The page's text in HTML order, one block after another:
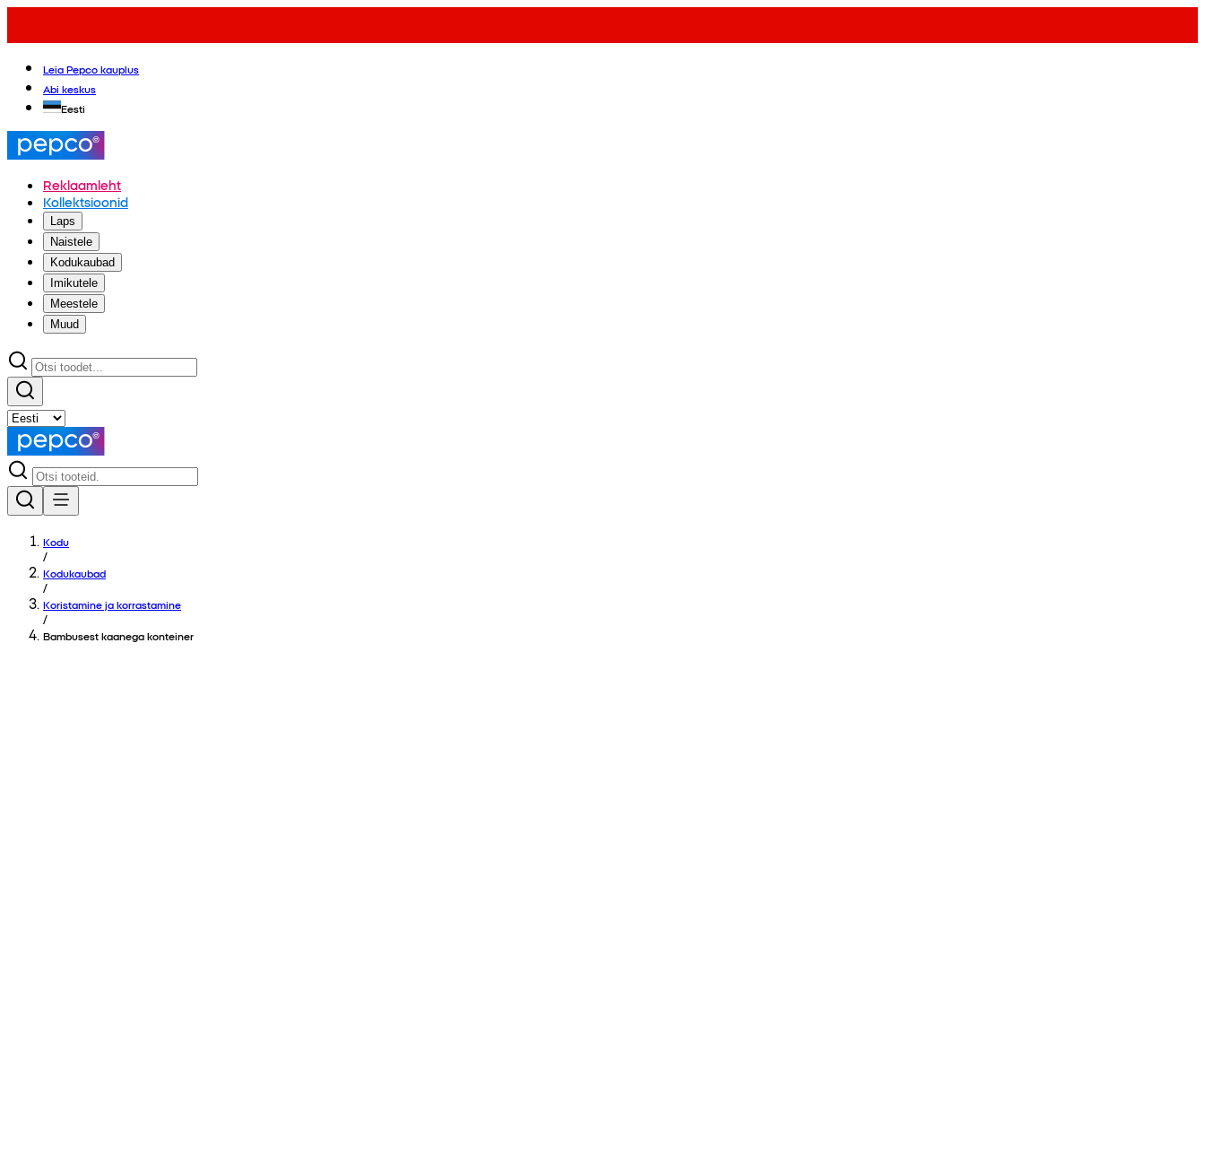
Leia Pepco kauplus
Abi keskus
Eesti
Reklaamleht
Kollektsioonid
Laps
Naistele
Kodukaubad
Imikutele
Meestele
Muud
Kodu
/
Kodukaubad
/
Koristamine ja korrastamine
/
Bambusest kaanega konteiner